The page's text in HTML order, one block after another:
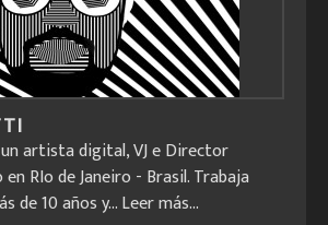
artista digital, VJ e Director
RIo de Janeiro - Brasil. Trabaja
de 10 años y...Leer más...